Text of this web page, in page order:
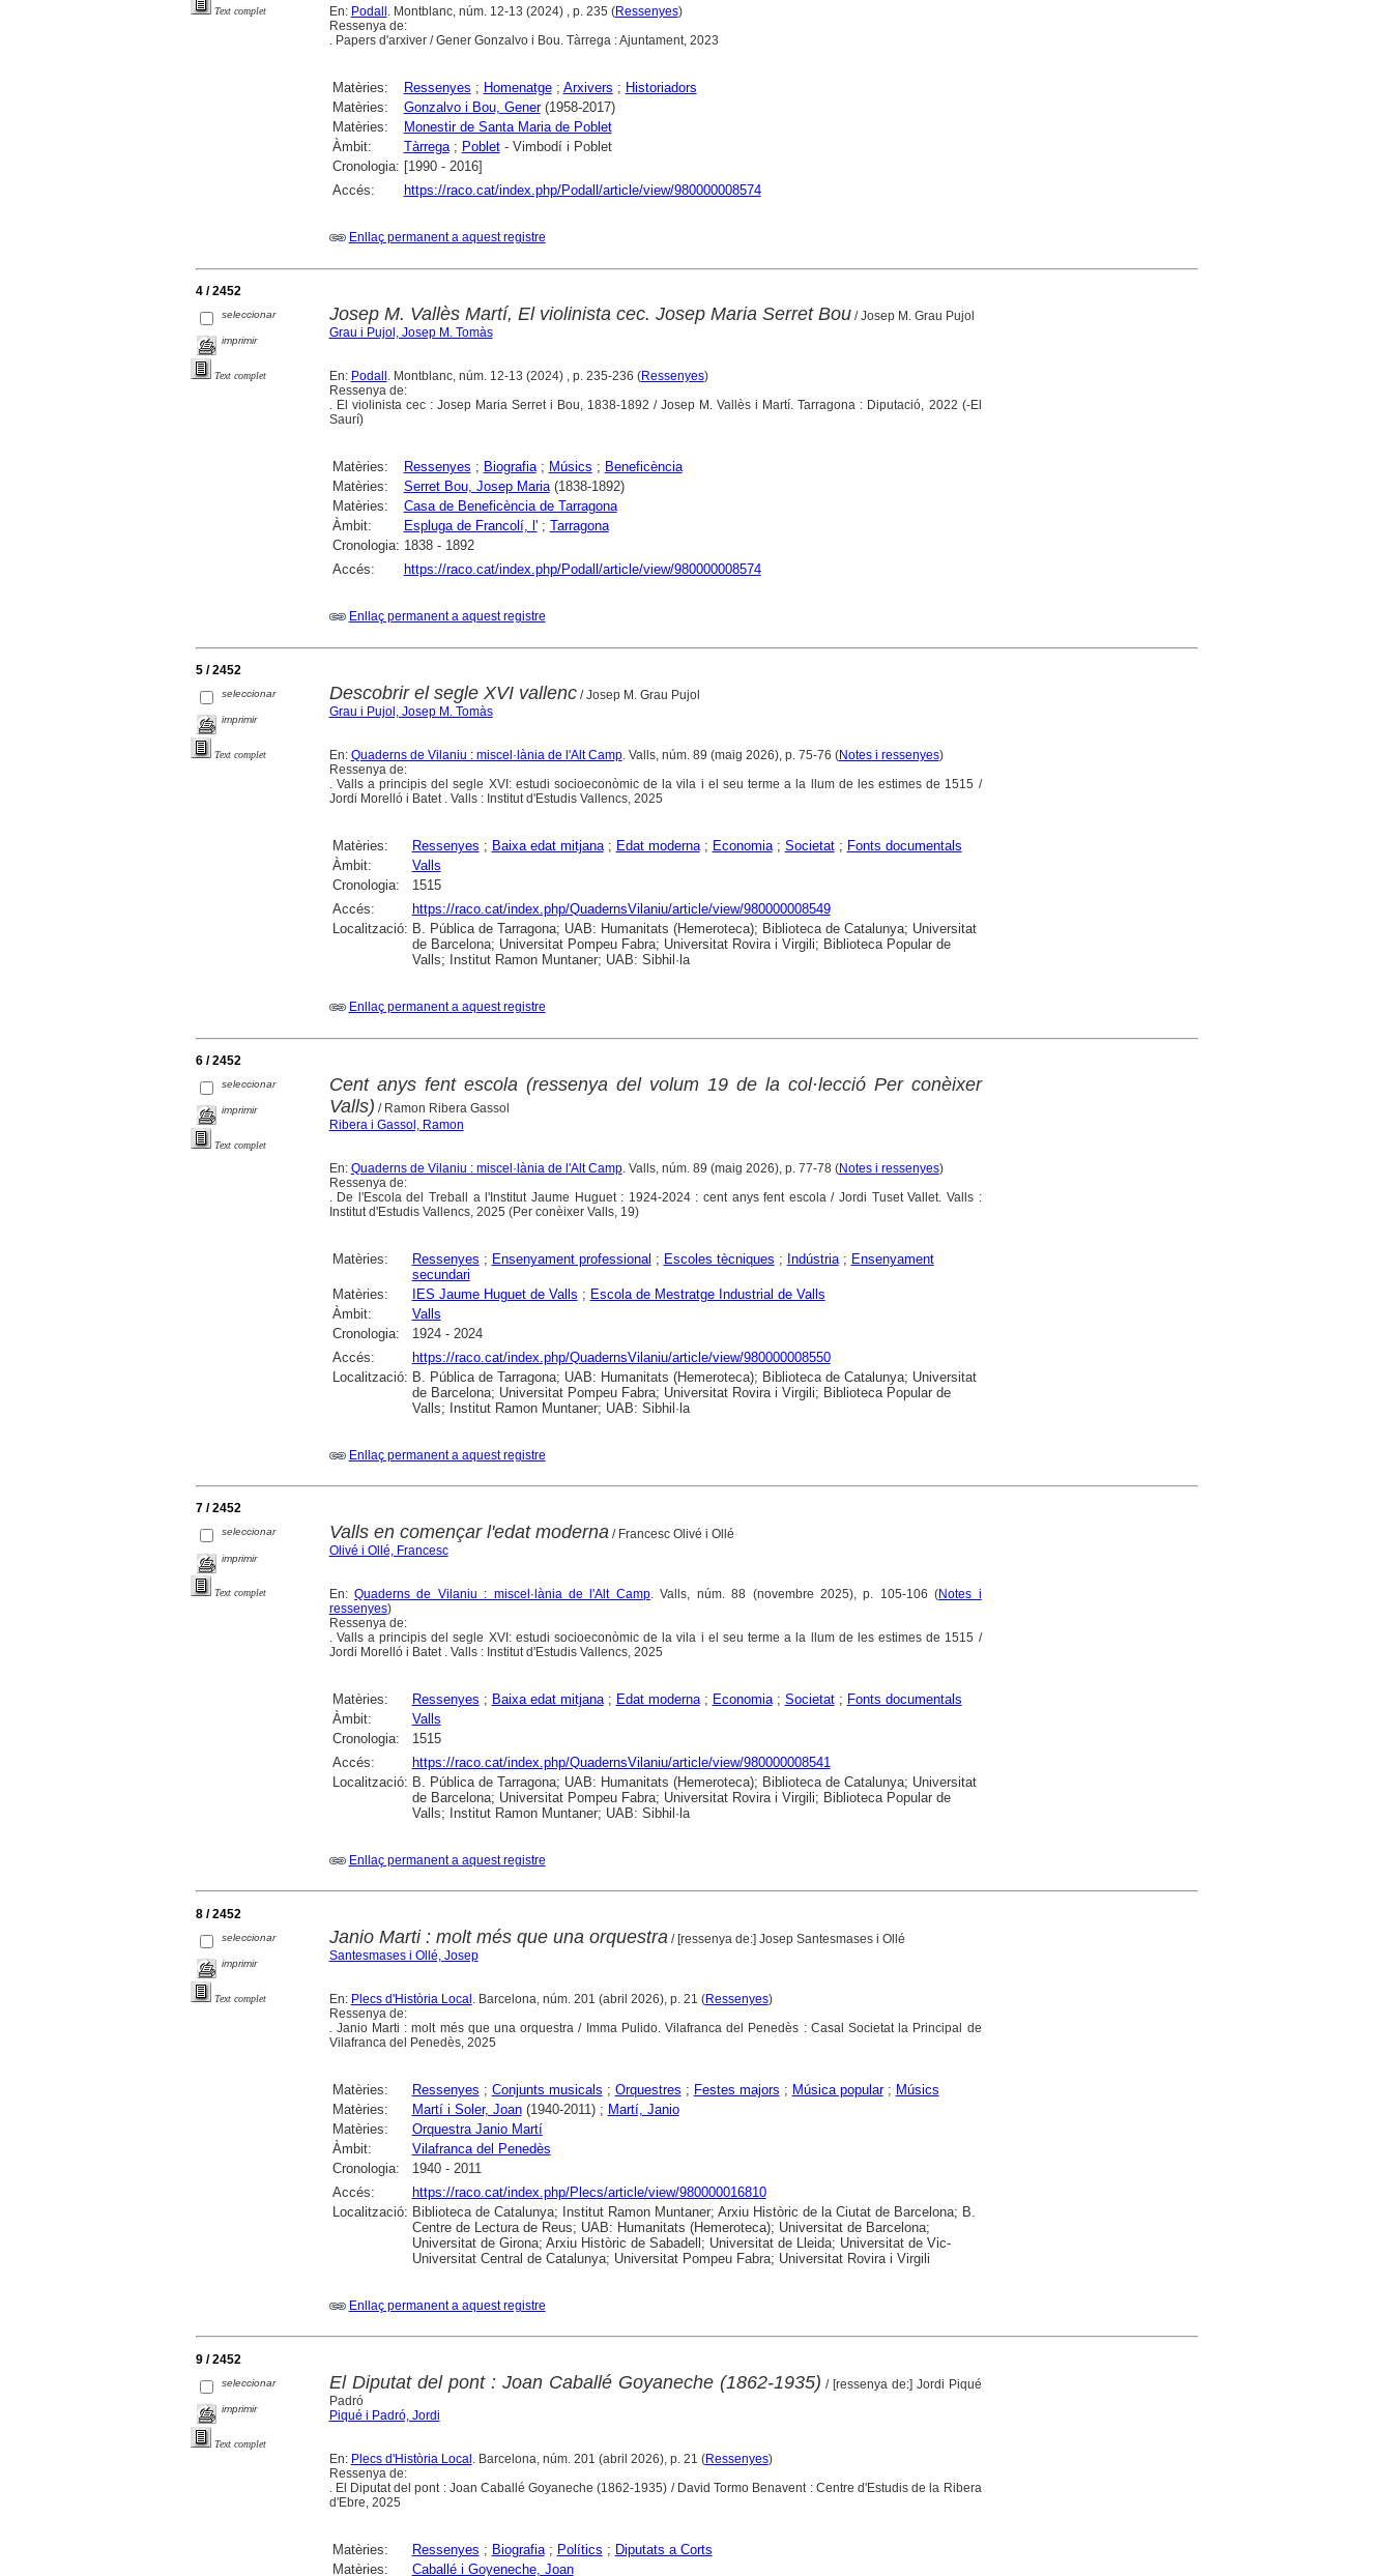
Text complet En: Podall . Montblanc, núm. 12-13 (2024) , p. 235 (Ressenyes)
Ressenya de:
. Papers d'arxiver / Gener Gonzalvo i Bou. Tàrrega : Ajuntament, 2023
Matèries: Ressenyes ; Homenatge; Arxivers ; Historiadors
Matèries:
Gonzalvo i Bou, Gener(1958-2017)
Matèries:
Monestir de Santa Maria de Poblet
Àmbit:
Tàrrega; Poblet- Vimbodí i Poblet
Cronologia: [1990 - 2016]
Accés:
https://raco.cat/index.php/Podall/article/view/980000008574
Enllaç permanent a aquest registre
4 / 2452
seleccionar
imprimir
Text complet
Josep M. Vallès Martí, El violinista cec. Josep Maria Serret Bou/ Josep M. Grau Pujol
Grau i Pujol, Josep M. Tomàs
En: Podall . Montblanc, núm. 12-13 (2024) , p. 235-236 (Ressenyes)
Ressenya de:
. El violinista cec : Josep Maria Serret i Bou, 1838-1892 / Josep M. Vallès i Martí. Tarragona : Diputació, 2022 (-El
Saurí)
Matèries: Ressenyes ; Biografia; Músics ; Beneficència
Matèries:
Serret Bou, Josep Maria(1838-1892)
Matèries:
Casa de Beneficència de Tarragona
Àmbit:
Espluga de Francolí, l'; Tarragona
Cronologia: 1838 - 1892
Accés:
https://raco.cat/index.php/Podall/article/view/980000008574
Enllaç permanent a aquest registre
5 / 2452
seleccionar
imprimir
Text complet
Descobrir el segle XVI vallenc/ Josep M. Grau Pujol
Grau i Pujol, Josep M. Tomàs
En: Quaderns de Vilaniu : miscel·lània de l'Alt Camp. Valls, núm. 89 (maig 2026), p. 75-76 (Notes i ressenyes)
Ressenya de:
. Valls a principis del segle XVI: estudi socioeconòmic de la vila i el seu terme a la llum de les estimes de 1515 /
Jordi Morelló i Batet . Valls : Institut d'Estudis Vallencs, 2025
Matèries: Ressenyes ; Baixa edat mitjana; Edat moderna; Economia; Societat; Fonts documentals
Àmbit:
Valls
Cronologia:
1515
Accés:
https://raco.cat/index.php/QuadernsVilaniu/article/view/980000008549
Localització: B. Pública de Tarragona; UAB: Humanitats (Hemeroteca); Biblioteca de Catalunya; Universitat
de Barcelona; Universitat Pompeu Fabra; Universitat Rovira i Virgili; Biblioteca Popular de
Valls; Institut Ramon Muntaner; UAB: Sibhil·la
Enllaç permanent a aquest registre
6 / 2452
seleccionar
imprimir
Text complet
Cent anys fent escola (ressenya del volum 19 de la col·lecció Per conèixer
Valls) / Ramon Ribera Gassol
Ribera i Gassol, Ramon
En: Quaderns de Vilaniu : miscel·lània de l'Alt Camp. Valls, núm. 89 (maig 2026), p. 77-78 (Notes i ressenyes)
Ressenya de:
. De l'Escola del Treball a l'Institut Jaume Huguet : 1924-2024 : cent anys fent escola / Jordi Tuset Vallet. Valls :
Institut d'Estudis Vallencs, 2025 (Per conèixer Valls, 19)
Matèries: Ressenyes ; Ensenyament professional ; Escoles tècniques ; Indústria; Ensenyament
secundari
Matèries:
IES Jaume Huguet de Valls ; Escola de Mestratge Industrial de Valls
Àmbit:
Valls
Cronologia:
1924 - 2024
Accés:
https://raco.cat/index.php/QuadernsVilaniu/article/view/980000008550
Localització: B. Pública de Tarragona; UAB: Humanitats (Hemeroteca); Biblioteca de Catalunya; Universitat
de Barcelona; Universitat Pompeu Fabra; Universitat Rovira i Virgili; Biblioteca Popular de
Valls; Institut Ramon Muntaner; UAB: Sibhil·la
Enllaç permanent a aquest registre
7 / 2452
seleccionar
imprimir
Text complet
Valls en començar l'edat moderna / Francesc Olivé i Ollé
Olivé i Ollé, Francesc
En:Quaderns de Vilaniu : miscel·lània de l'Alt Camp. Valls, núm. 88 (novembre 2025), p. 105-106 (Notes i
ressenyes)
Ressenya de:
. Valls a principis del segle XVI: estudi socioeconòmic de la vila i el seu terme a la llum de les estimes de 1515 /
Jordi Morelló i Batet . Valls : Institut d'Estudis Vallencs, 2025
Matèries: Ressenyes ; Baixa edat mitjana; Edat moderna; Economia; Societat; Fonts documentals
Àmbit:
Valls
Cronologia:
1515
Accés:
https://raco.cat/index.php/QuadernsVilaniu/article/view/980000008541
Localització: B. Pública de Tarragona; UAB: Humanitats (Hemeroteca); Biblioteca de Catalunya; Universitat
de Barcelona; Universitat Pompeu Fabra; Universitat Rovira i Virgili; Biblioteca Popular de
Valls; Institut Ramon Muntaner; UAB: Sibhil·la
Enllaç permanent a aquest registre
8 / 2452
seleccionar
imprimir
Text complet
Janio Marti : molt més que una orquestra / [ressenya de:] Josep Santesmases i Ollé
Santesmases i Ollé, Josep
En: Plecs d'Història Local . Barcelona, núm. 201 (abril 2026), p. 21 (Ressenyes)
Ressenya de:
. Janio Marti : molt més que una orquestra / Imma Pulido. Vilafranca del Penedès : Casal Societat la Principal de
Vilafranca del Penedès, 2025
Matèries: Ressenyes ; Conjunts musicals ; Orquestres ; Festes majors ; Música popular; Músics
Matèries:
Martí i Soler, Joan(1940-2011) ; Martí, Janio
Matèries:
Orquestra Janio Martí
Àmbit:
Vilafranca del Penedès
Cronologia:
1940 - 2011
Accés:
https://raco.cat/index.php/Plecs/article/view/980000016810
Localització: Biblioteca de Catalunya; Institut Ramon Muntaner; Arxiu Històric de la Ciutat de Barcelona; B.
Centre de Lectura de Reus; UAB: Humanitats (Hemeroteca); Universitat de Barcelona;
Universitat de Girona; Arxiu Històric de Sabadell; Universitat de Lleida; Universitat de Vic-
Universitat Central de Catalunya; Universitat Pompeu Fabra; Universitat Rovira i Virgili
Enllaç permanent a aquest registre
9 / 2452
seleccionar
imprimir
Text complet
El Diputat del pont : Joan Caballé Goyaneche (1862-1935) / [ressenya de:] Jordi Piqué
Padró
Piqué i Padró, Jordi
En: Plecs d'Història Local. Barcelona, núm. 201 (abril 2026), p. 21 (Ressenyes)
Ressenya de:
. El Diputat del pont : Joan Caballé Goyaneche (1862-1935) / David Tormo Benavent : Centre d'Estudis de la Ribera
d'Ebre, 2025
Matèries: Ressenyes ; Biografia; Polítics ; Diputats a Corts
Matèries:
Caballé i Goyeneche, Joan